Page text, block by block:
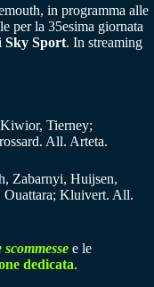
in programma alle
per la 35esima giornata
Sky Sport. In streaming
Tierney;
All. Arteta.
Zabarnyi, Huijsen,
Ouattara; Kluivert. All.
scommesse e le
dedicata.